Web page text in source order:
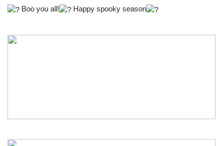
Boo you all! Happy spooky season